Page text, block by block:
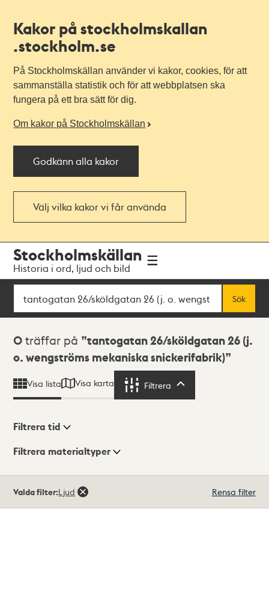
Kakor på stockholmskallan
.stockholm.se
På Stockholmskällan använder vi kakor, cookies, för att
sammanställa statistik och för att webbplatsen ska
fungera på ett bra sätt för dig.
Om kakor på Stockholmskällan
Godkänn alla kakor
Välj vilka kakor vi får använda
navigationen
huvudinnehållet
Stockholmskällan
Historia i ord, ljud och bild
Sök
Sök
Sökresultat
0 träffar på
tantogatan 26/sköldgatan 26 (j.
o. wengströms mekaniska snickerifabrik)
Visa lista Visa karta Filtrera
Visningsläge
Filtrera tid
Filtrera materialtyper
träffar
Valda filter:Ljud Rensa filter